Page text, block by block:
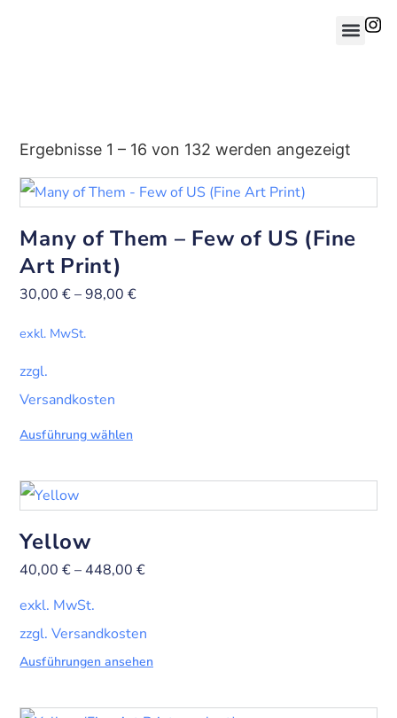
Ergebnisse 1 – 16 von 132 werden angezeigt
Many of Them – Few of US (Fine
Art Print)
30,00€–98,00€
exkl. MwSt.
zzgl.
Versandkosten
Ausführung wählen
Yellow
40,00€– 448,00€
exkl. MwSt.
zzgl. Versandkosten
Ausführungen ansehen